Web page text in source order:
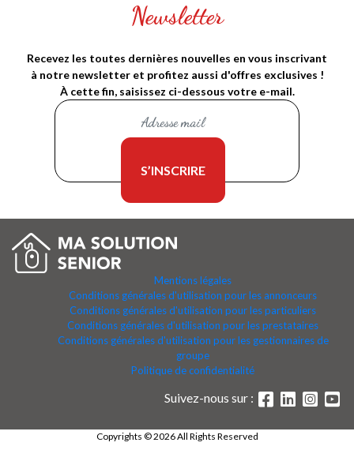
Newsletter
Recevez les toutes dernières nouvelles en vous inscrivant
à notre newsletter et profitez aussi d'offres exclusives !
À cette fin, saisissez ci-dessous votre e-mail.
Mentions légales
Conditions générales d'utilisation pour les annonceurs
Conditions générales d'utilisation pour les particuliers
Conditions générales d'utilisation pour les prestataires
Conditions générales d'utilisation pour les gestionnaires de
groupe
Politique de confidentialité
Suivez-nous sur :
Copyrights © 2026 All Rights Reserved